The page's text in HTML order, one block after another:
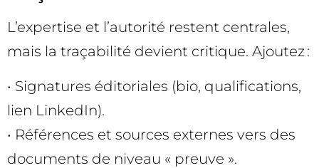
L’expertise et l’autorité restent centrales,
mais la traçabilité devient critique. Ajoutez :
• Signatures éditoriales (bio, qualifications,
lien LinkedIn).
• Références et sources externes vers des
documents de niveau « preuve ».